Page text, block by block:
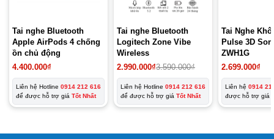
Tai nghe Bluetooth
Apple AirPods 4 chống
ồn chủ động
4.400.000₫
Liên hệ Hotline 0914 212 616
để được hỗ trợ giá Tốt Nhất
Tai nghe Bluetooth
Logitech Zone Vibe
Wireless
2.990.000₫3.590.000₫
Liên hệ Hotline0914 212 616
để được hỗ trợ giáTốt Nhất
Tai Nghe
Pulse 3D
ZWH1G
2.699.000₫
Liên hệ0914
được hỗ trợ giá